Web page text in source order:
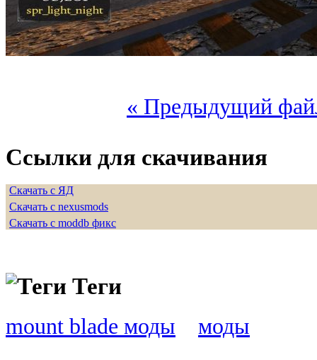
« Предыдущий
Ссылки для скачивания
Скачать с ЯД
Скачать с nexusmods
Скачать с moddb фикс
Теги
mount blade моды моды